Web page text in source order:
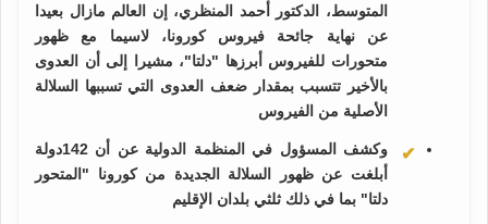
المتوسط، الدكتور أحمد المنظري، إن العالم مازال بعيدا
عن نهاية جائحة فيروس كورونا، لاسيما مع ظهور
متحورات للفيروس أبرزها "دلتا"، مشيرا إلى أن العدوى
بالأخير تتسبب بمقدار ضعف العدوى التي تسببها السلالة
الأصلية من الفيروس
وكشف المسؤول في المنظمة الدولية عن أن 142دولة
أبلغت عن ظهور السلالة الجديدة من كورونا "المتحور
دلتا" بما في ذلك ثلثي بلدان الإقليم